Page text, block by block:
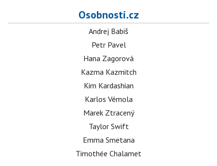
Osobnosti.cz
Andrej Babiš
Petr Pavel
Hana Zagorová
Kazma Kazmitch
Kim Kardashian
Karlos Vémola
Marek Ztracený
Taylor Swift
Emma Smetana
Timothée Chalamet